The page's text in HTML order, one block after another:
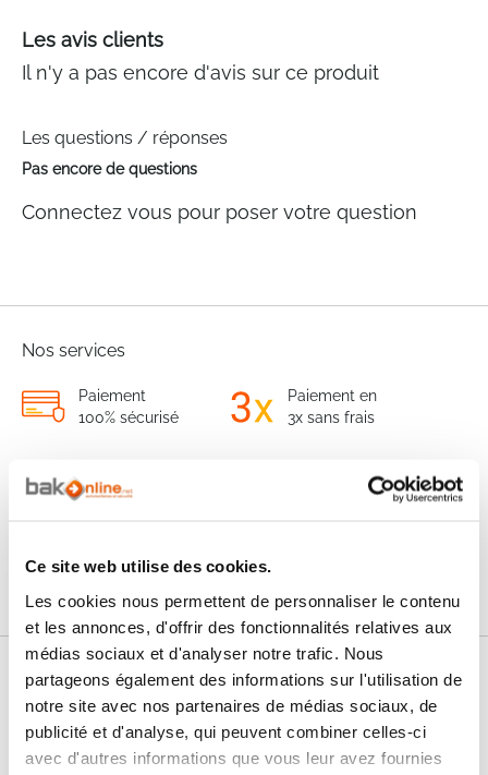
Ce site web utilise des cookies.
Les cookies nous permettent de personnaliser le contenu
et les annonces, d'offrir des fonctionnalités relatives aux
médias sociaux et d'analyser notre trafic. Nous
partageons également des informations sur l'utilisation de
notre site avec nos partenaires de médias sociaux, de
publicité et d'analyse, qui peuvent combiner celles-ci
avec d'autres informations que vous leur avez fournies
Les avis clients
Il n'y a pas encore d'avis sur ce produit
Les questions / réponses
Pas encore de questions
Connectez vous pour poser votre question
Nos services
Paiement
100% sécurisé
Paiement en
3x sans frais
24/72H
SAV & Retours
Garanties
Nos conseils
FAQ